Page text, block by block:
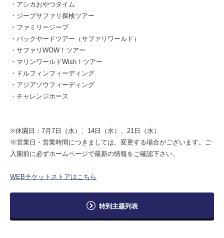
・アシカおやつタイム
・ジープサファリ探検ツアー
・ファミリージープ
・バックヤードツアー（サファリワールド）
・サファリWOW！ツアー
・マリンワールドWish！ツアー
・ドルフィンフィーディング
・アジアゾウフィーディング
・チャレンジホース
※休園日：7月7日（水）、14日（水）、21日（水）
※営業日・営業時間につきましては、変更する場合がございます。ご
入園前に必ずホームページで最新の情報をご確認下さい。
WEBチケットストアはこちら
转到主题列表